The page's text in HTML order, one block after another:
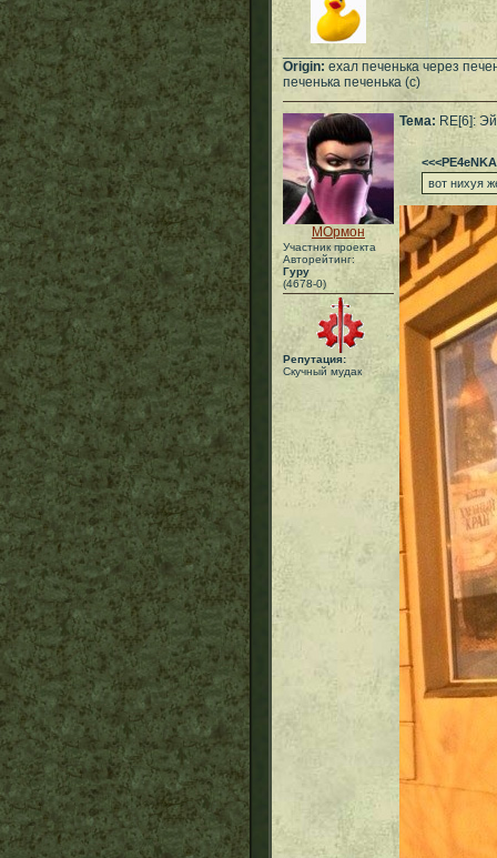
Origin: ехал печенька через
печенька печенька (с)
МОрмон
Участник проекта
Авторейтинг:
Гуру
(4678-0)
Репутация:
Скучный мудак
Тема: RE[6]:
вот нихуя